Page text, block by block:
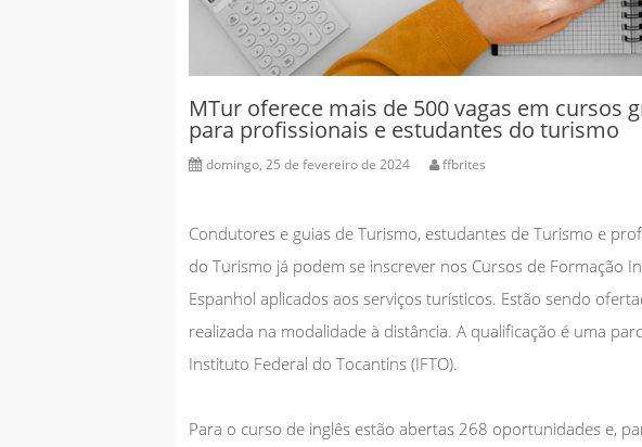
MTur oferece mais de 500 vagas em cursos
para profissionais e estudantes do turismo
domingo, 25 de fevereiro de 2024 ffbrites
Condutores e guias de Turismo, estudantes de Turismo e
do Turismo já podem se inscrever nos Cursos de Formação
Espanhol aplicados aos serviços turísticos. Estão sendo
realizada na modalidade à distância. A qualificação é uma
Instituto Federal do Tocantins (IFTO).
Para o curso de inglês estão abertas 268 oportunidades e,